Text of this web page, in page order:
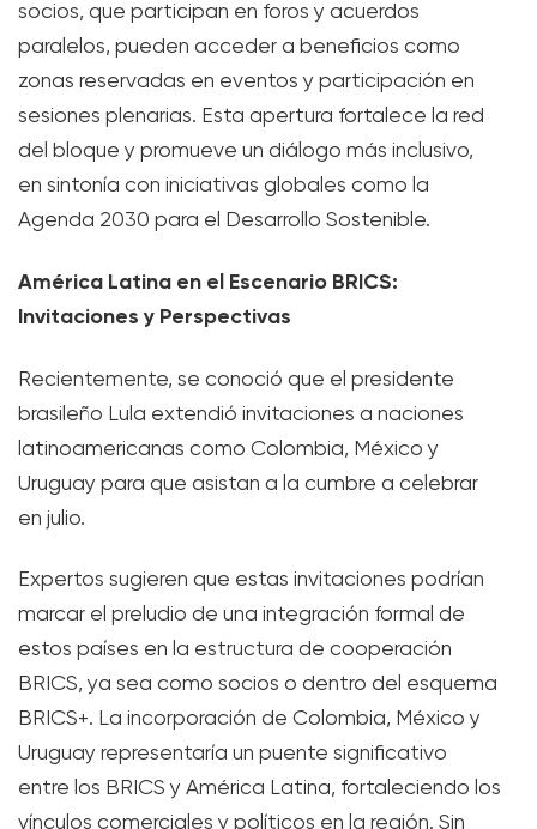
socios, que participan en foros y acuerdos
paralelos, pueden acceder a beneficios como
zonas reservadas en eventos y participación en
sesiones plenarias. Esta apertura fortalece la red
del bloque y promueve un diálogo más inclusivo,
en sintonía con iniciativas globales como la
Agenda 2030 para el Desarrollo Sostenible.
América Latina en el Escenario BRICS:
Invitaciones y Perspectivas
Recientemente, se conoció que el presidente
brasileño Lula extendió invitaciones a naciones
latinoamericanas como Colombia, México y
Uruguay para que asistan a la cumbre a celebrar
en julio.
Expertos sugieren que estas invitaciones podrían
marcar el preludio de una integración formal de
estos países en la estructura de cooperación
BRICS, ya sea como socios o dentro del esquema
BRICS+. La incorporación de Colombia, México y
Uruguay representaría un puente significativo
entre los BRICS y América Latina, fortaleciendo los
vínculos comerciales y políticos en la región. Sin